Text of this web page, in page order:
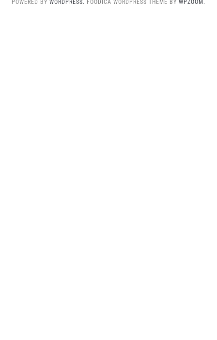
POWERED BY WORDPRESS. FOODICA WORDPRESS THEME BY WPZOOM.